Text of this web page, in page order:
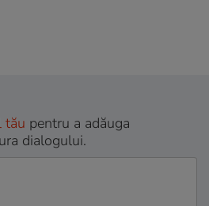
tău pentru a adăuga
dialogului.